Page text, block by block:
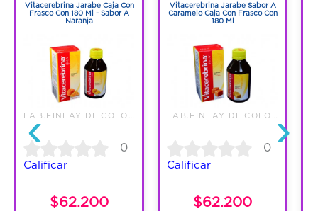
‹
Vitacerebrina Jarabe Caja Con
Frasco Con 180 Ml - Sabor A
Naranja
0
Calificar
$62.200
Vitacerebrina Jarabe Sabor A
Caramelo Caja Con Frasco Con
180 Ml
0
Calificar
$62.200
›